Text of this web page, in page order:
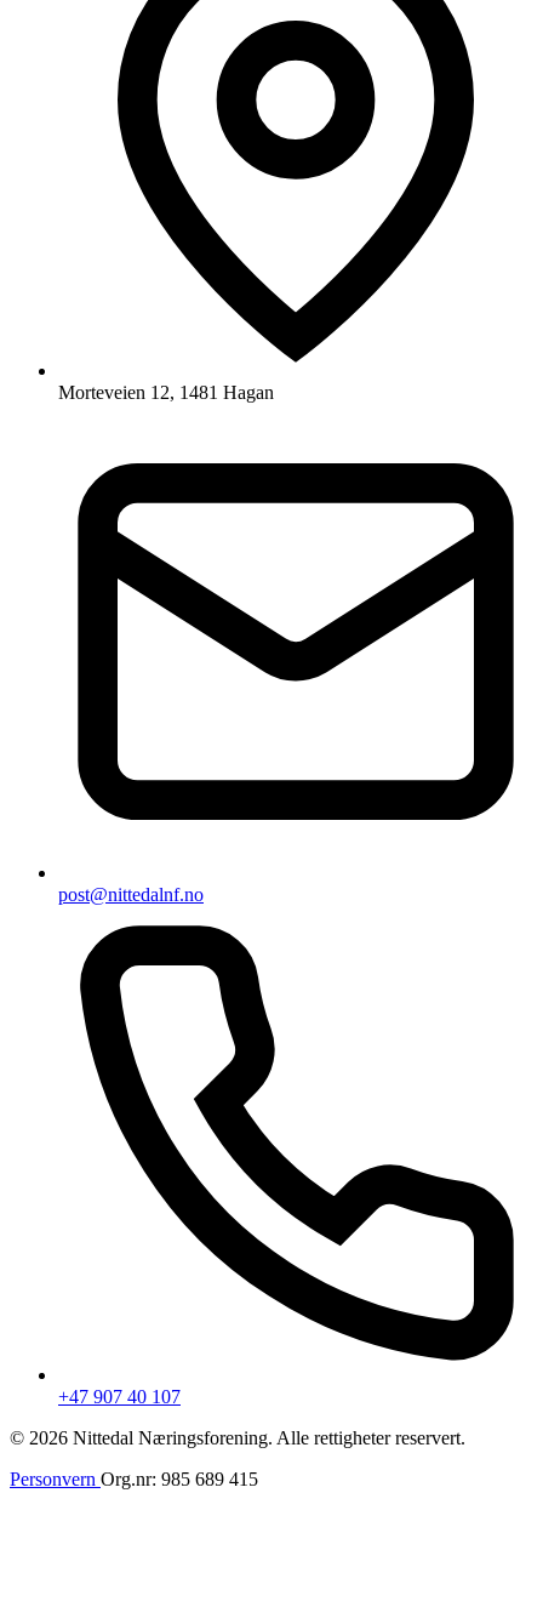
Morteveien 12, 1481 Hagan
post@nittedalnf.no
+47 907 40 107
© 2026 Nittedal Næringsforening. Alle rettigheter reservert.
Personvern Org.nr: 985 689 415